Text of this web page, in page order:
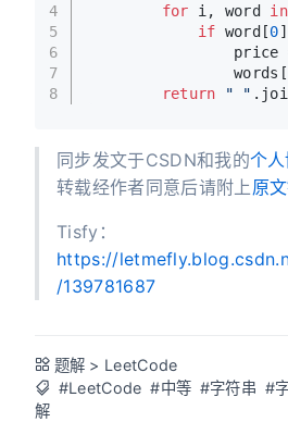
4
5
6
7
8
for i, word in
if word[0
price
return
" "
同步发文于CSDN和我的个
转载经作者同意后请附上 原
Tisfy：
https://
/139781687
题解 > LeetCode
#LeetCode #中等 #字符串 #
解